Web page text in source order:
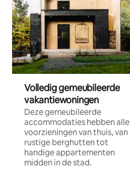
Volledig gemeubileerde
vakantiewoningen
Deze gemeubileerde
accommodaties hebben alle
voorzieningen van thuis, van
rustige berghutten tot
handige appartementen
midden in de stad.